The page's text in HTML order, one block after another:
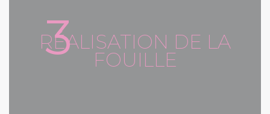
RÉALISATION DE LA
FOUILLE
3